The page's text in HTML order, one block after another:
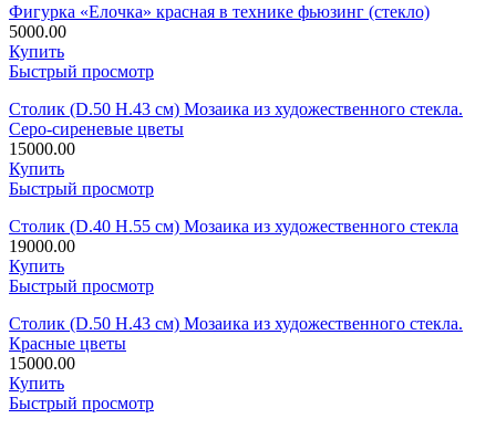
Фигурка «Елочка» красная в технике фьюзинг (стекло)
5000.00
Купить
Быстрый просмотр
Столик (D.50 H.43 см) Мозаика из художественного стекла.
Серо-сиреневые цветы
15000.00
Купить
Быстрый просмотр
Столик (D.40 H.55 см) Мозаика из художественного стекла
19000.00
Купить
Быстрый просмотр
Столик (D.50 H.43 см) Мозаика из художественного стекла.
Красные цветы
15000.00
Купить
Быстрый просмотр